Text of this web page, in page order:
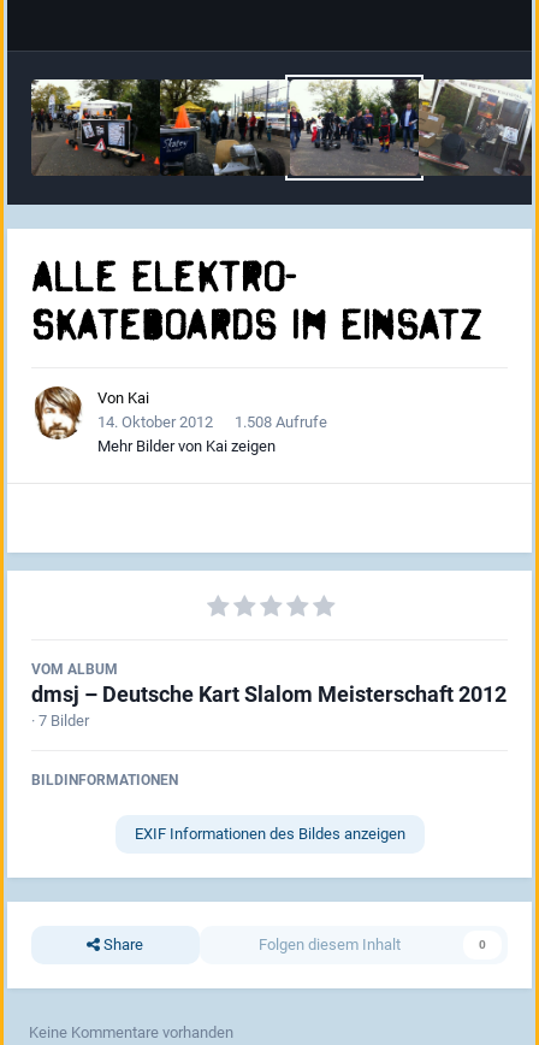
Alle Elektro-
Skateboards im Einsatz
Von Kai
14. Oktober 2012
1.508 Aufrufe
Mehr Bilder von Kai zeigen
VOM ALBUM
dmsj – Deutsche Kart Slalom Meisterschaft 2012
· 7 Bilder
BILDINFORMATIONEN
EXIF Informationen des Bildes anzeigen
Share Folgen diesem Inhalt 0
Keine Kommentare vorhanden